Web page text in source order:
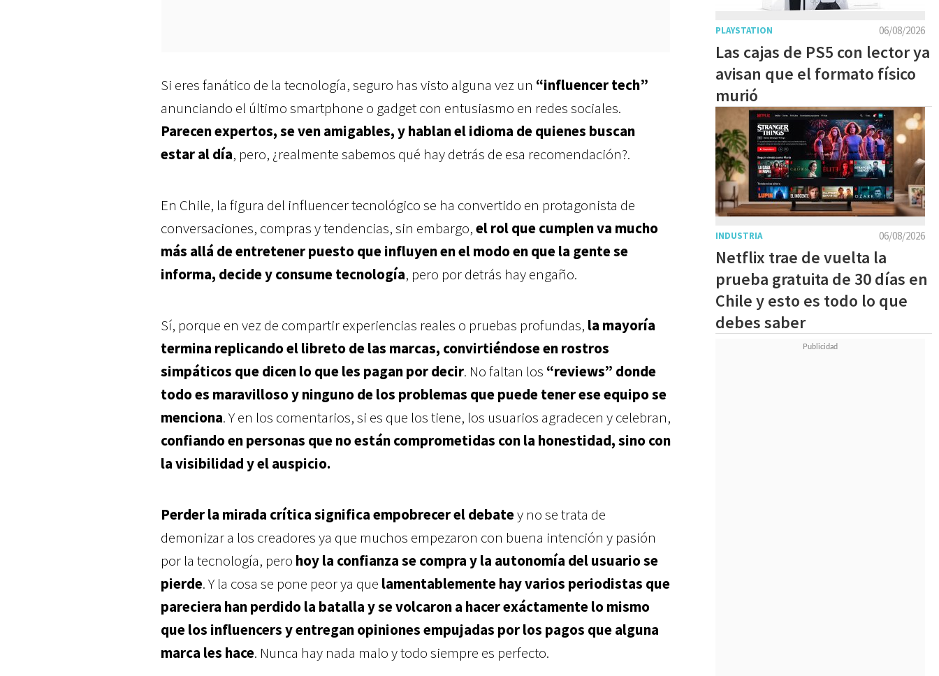
Si eres fanático de la tecnología, seguro has visto alguna vez un “influencer tech”
anunciando el último smartphone o gadget con entusiasmo en redes sociales.
Parecen expertos, se ven amigables, y hablan el idioma de quienes buscan
estar al día, pero, ¿realmente sabemos qué hay detrás de esa recomendación?.
En Chile, la figura del influencer tecnológico se ha convertido en protagonista de
conversaciones, compras y tendencias, sin embargo,el rol que cumplen va mucho
más allá de entretener puesto que influyen en el modo en que la gente se
informa, decide y consume tecnología, pero por detrás hay engaño.
Sí, porque en vez de compartir experiencias reales o pruebas profundas, la mayoría
termina replicando el libreto de las marcas, convirtiéndose en rostros
simpáticos que dicen lo que les pagan por decir. No faltan los “reviews” donde
todo es maravilloso y ninguno de los problemas que puede tener ese equipo se
menciona. Y en los comentarios, si es que los tiene, los usuarios agradecen y celebran,
confiando en personas que no están comprometidas con la honestidad, sino con
la visibilidad y el auspicio.
Perder la mirada crítica significa empobrecer el debatey no se trata de
demonizar a los creadores ya que muchos empezaron con buena intención y pasión
por la tecnología, pero hoy la confianza se compra y la autonomía del usuario se
pierde. Y la cosa se pone peor ya que lamentablemente hay varios periodistas que
pareciera han perdido la batalla y se volcaron a hacer exáctamente lo mismo
que los influencers y entregan opiniones empujadas por los pagos que alguna
marca les hace. Nunca hay nada malo y todo siempre es perfecto.
06/08/2026
PLAYSTATION
Las cajas de PS5 con lector ya
avisan que el formato físico
murió
06/08/2026
INDUSTRIA
Netflix trae de vuelta la
prueba gratuita de 30 días en
Chile y esto es todo lo que
debes saber